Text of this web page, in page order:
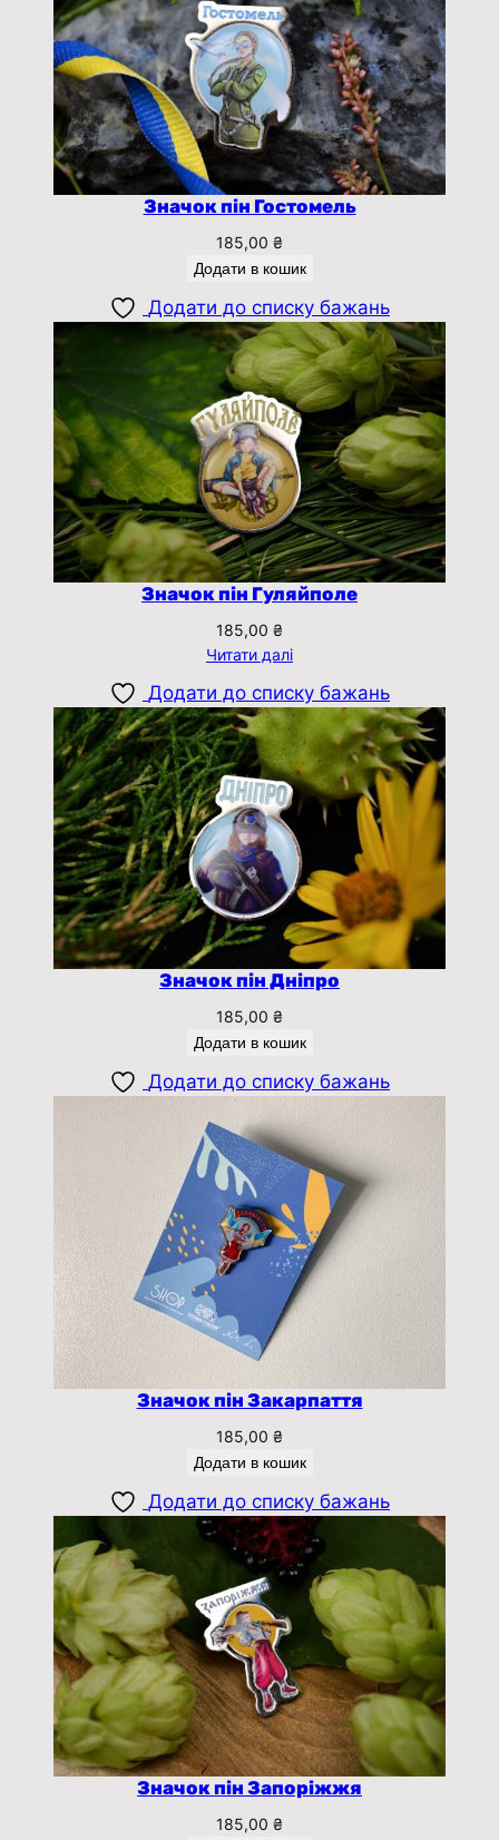
Значок пін Гостомель
185,00 ₴
Додати в кошик
Додати до списку бажань
Значок пін Гуляйполе
185,00 ₴
Читати далі
Додати до списку бажань
Значок пін Дніпро
185,00 ₴
Додати в кошик
Додати до списку бажань
Значок пін Закарпаття
185,00 ₴
Додати в кошик
Додати до списку бажань
Значок пін Запоріжжя
185,00 ₴